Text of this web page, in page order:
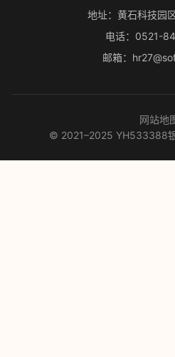
地址：黄石科技园
电话：0521-
邮箱：
网站地
© 2021–2025 YH533388